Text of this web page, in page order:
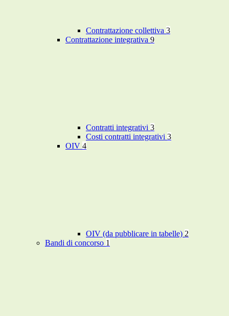
Contrattazione collettiva 3
Contrattazione integrativa 9
Contratti integrativi 3
Costi contratti integrativi 3
OIV 4
OIV (da pubblicare in tabelle) 2
Bandi di concorso 1